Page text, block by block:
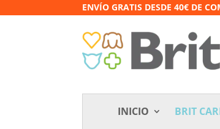
ENVÍO GRATIS DESDE 40€ DE
INICIO BRIT